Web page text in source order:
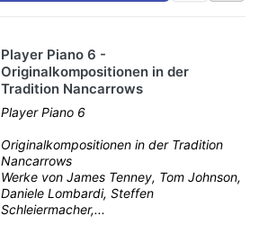
Player Piano 6 -
Originalkompositionen in der
Tradition Nancarrows
Player Piano 6
Originalkompositionen in der Tradition
Nancarrows
Werke von James Tenney, Tom Johnson,
Daniele Lombardi, Steffen
Schleiermacher,...